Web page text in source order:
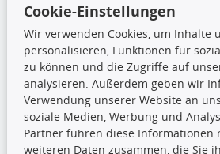
Beleuchtung
Bremsbeläge
Bremsscheiben
Kupplungssatz
Querlenker
Radlager
Stoßdämpfer
Cookie-Einstellungen
Wir verwenden Cookies, um Inhalte
personalisieren, Funktionen für
zu können und die Zugriffe auf
analysieren. Außerdem geben wir
Verwendung unserer Website an
soziale Medien, Werbung und
Partner führen diese Informationen
weiteren Daten zusammen, die Sie